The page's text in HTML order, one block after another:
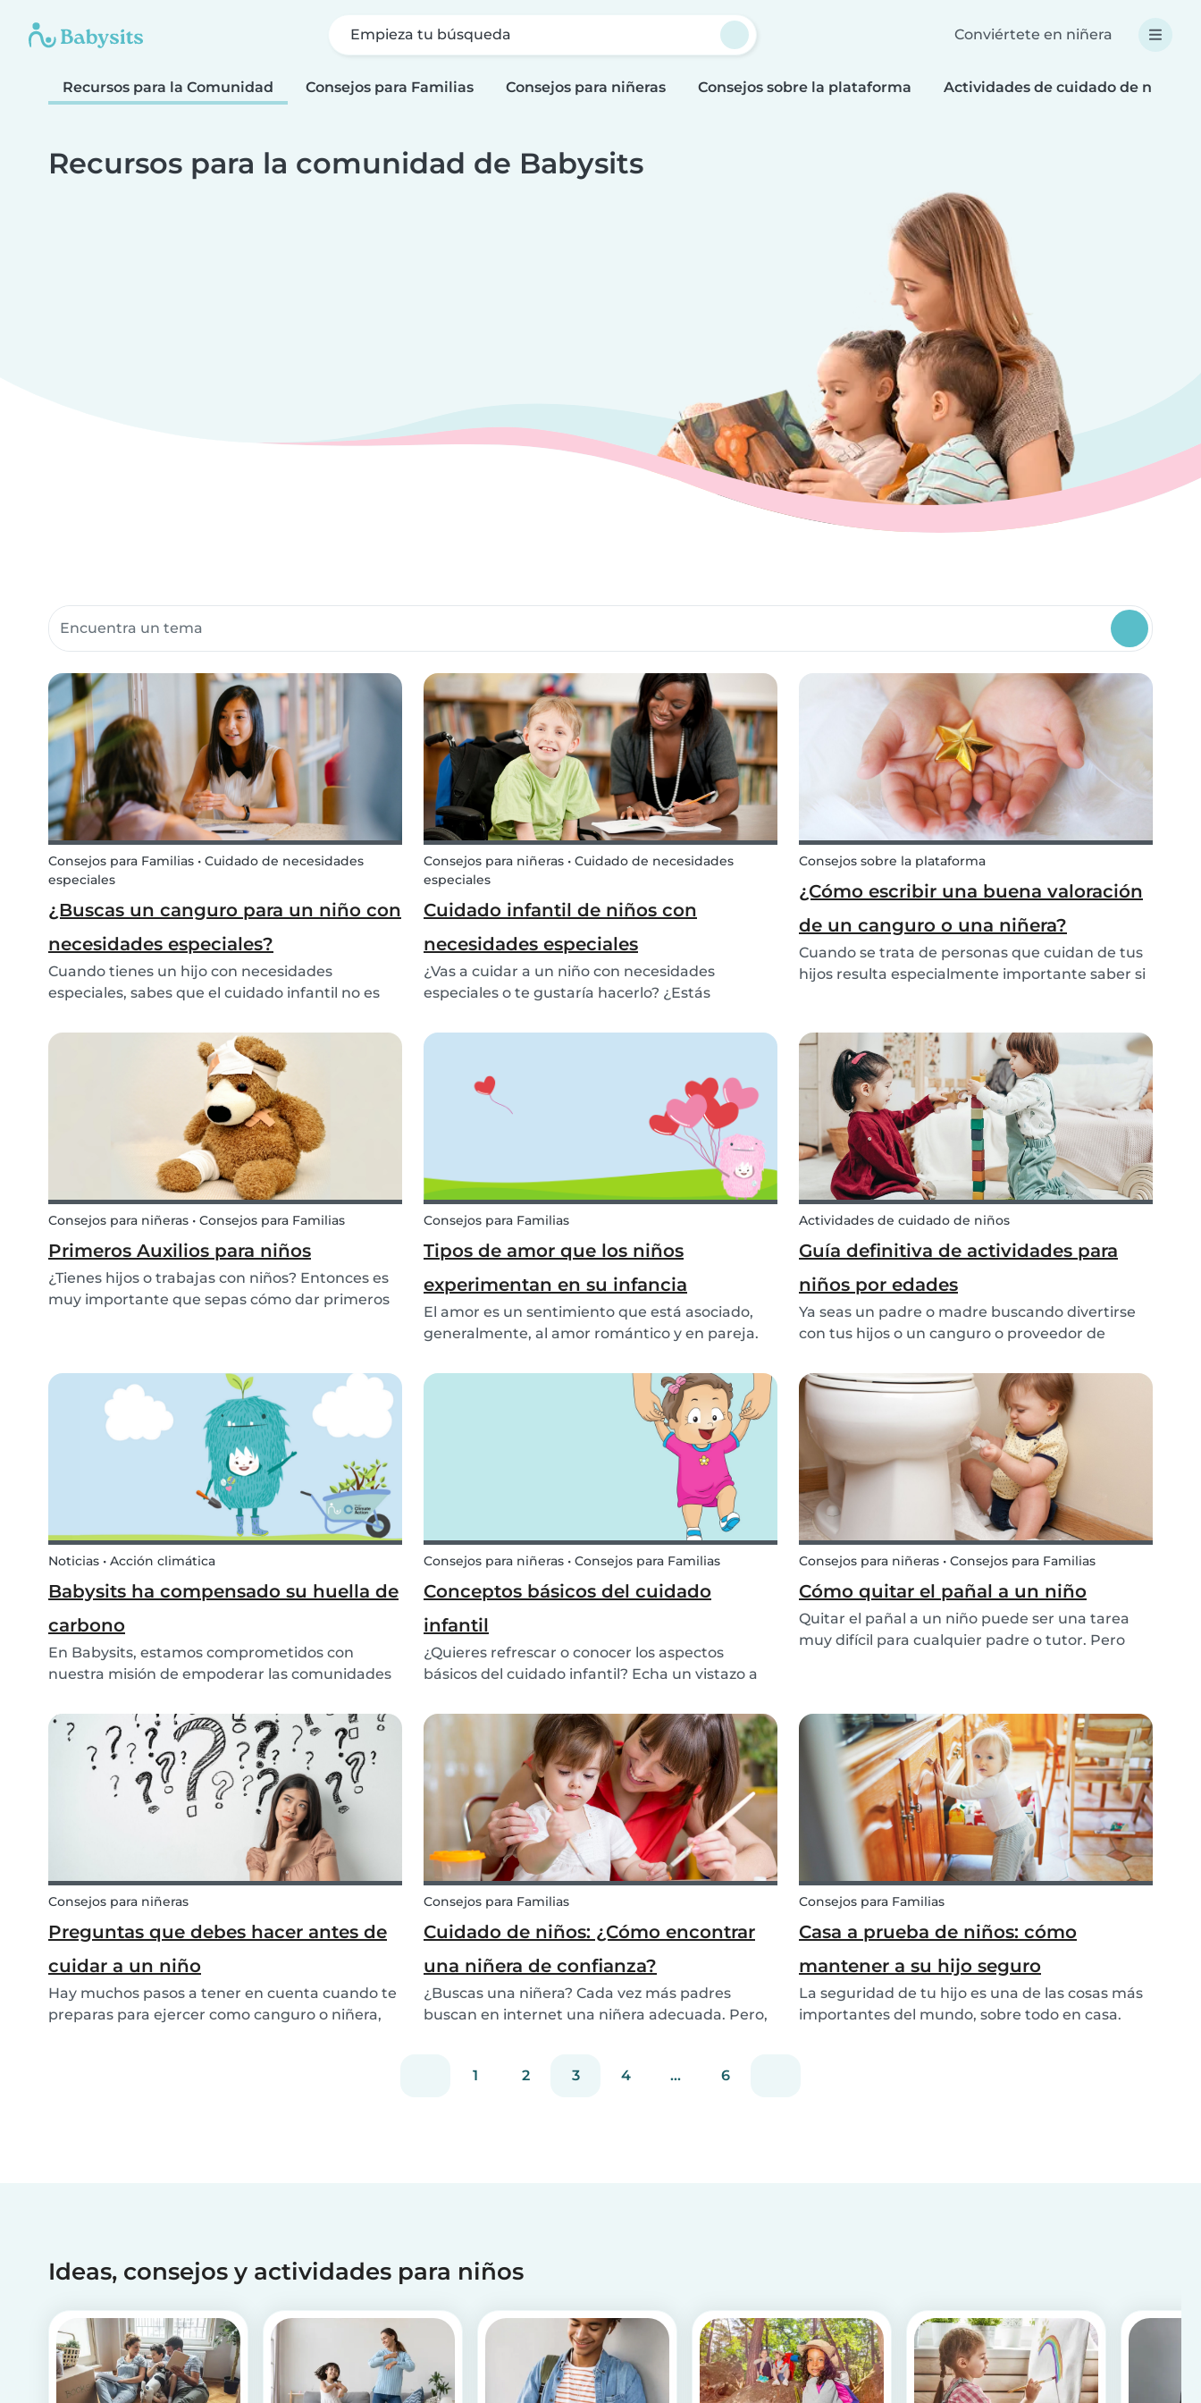
Empieza tu búsqueda Conviértete en niñera
Recursos para la Comunidad Consejos para Familias Consejos para niñeras Consejos sobre la plataforma Actividades de cuidado de niños
Recursos para la comunidad de Babysits
Buscar recursos para la comunidad
Consejos para Familias • Cuidado de necesidades
especiales
¿Buscas un canguro para un niño con
necesidades especiales?
Cuando tienes un hijo con necesidades
especiales, sabes que el cuidado infantil no es
hacer de canguro. Estos niños suelen necesitar
cuidados especiales y atención extra.
Consejos para niñeras • Cuidado de necesidades
especiales
Cuidado infantil de niños con
necesidades especiales
¿Vas a cuidar a un niño con necesidades
especiales o te gustaría hacerlo? ¿Estás
busca un canguro para su hijo con necesidades
preparado y de que sabe...
Consejos sobre la plataforma
¿Cómo escribir una buena valoración
de un canguro o una niñera?
Cuando se trata de personas que cuidan de tus
hijos resulta especialmente importante saber si
enseñarte a escribir una valoración adecuada de
un c...
Consejos para niñeras • Consejos para Familias
Primeros Auxilios para niños
¿Tienes hijos o trabajas con niños? Entonces es
muy importante que sepas cómo dar primeros
Consejos para Familias
Tipos de amor que los niños
experimentan en su infancia
El amor es un sentimiento que está asociado,
generalmente, al amor romántico y en pareja.
amor en muchas y diferentes relaciones
sociales. Ayúdanos a expresar gratitud para con
Actividades de cuidado de niños
Guía definitiva de actividades para
niños por edades
Ya seas un padre o madre buscando divertirse
con tus hijos o un canguro o proveedor de
cita de cuidado infantil, aquí encontrarás todo lo
que necesitas. Echa un vistazo a esta lista de
acti...
Noticias • Acción climática
Babysits ha compensado su huella de
carbono
En Babysits, estamos comprometidos con
nuestra misión de empoderar las comunidades
niños puedan crecer felices y sanos. Para que
esto ocurra, creemos que es esencial actuar
para prevenir...
Consejos para niñeras • Consejos para Familias
Conceptos básicos del cuidado
infantil
¿Quieres refrescar o conocer los aspectos
básicos del cuidado infantil? Echa un vistazo a
información sobre cómo vestir a un niños,
cambios de pañales, pataletas, dieta nutricional,
primer...
Consejos para niñeras • Consejos para Familias
Cómo quitar el pañal a un niño
Quitar el pañal a un niño puede ser una tarea
muy difícil para cualquier padre o tutor. Pero
Consejos para niñeras
Preguntas que debes hacer antes de
cuidar a un niño
Hay muchos pasos a tener en cuenta cuando te
preparas para ejercer como canguro o niñera,
Consejos para Familias
Cuidado de niños: ¿Cómo encontrar
una niñera de confianza?
¿Buscas una niñera? Cada vez más padres
buscan en internet una niñera adecuada. Pero,
debes hacer cuando busques una niñera de
Consejos para Familias
Casa a prueba de niños: cómo
mantener a su hijo seguro
La seguridad de tu hijo es una de las cosas más
importantes del mundo, sobre todo en casa.
1
2 3 4 ... 6
Ideas, consejos y actividades para niños